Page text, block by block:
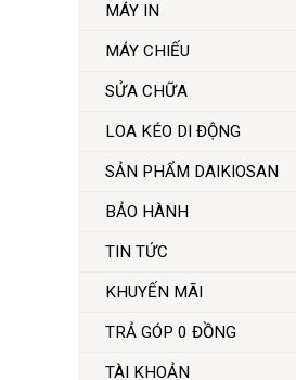
MÁY IN
MÁY CHIẾU
SỬA CHỮA
LOA KÉO DI ĐỘNG
SẢN PHẨM DAIKIOSAN
BẢO HÀNH
TIN TỨC
KHUYẾN MÃI
TRẢ GÓP 0 ĐỒNG
TÀI KHOẢN